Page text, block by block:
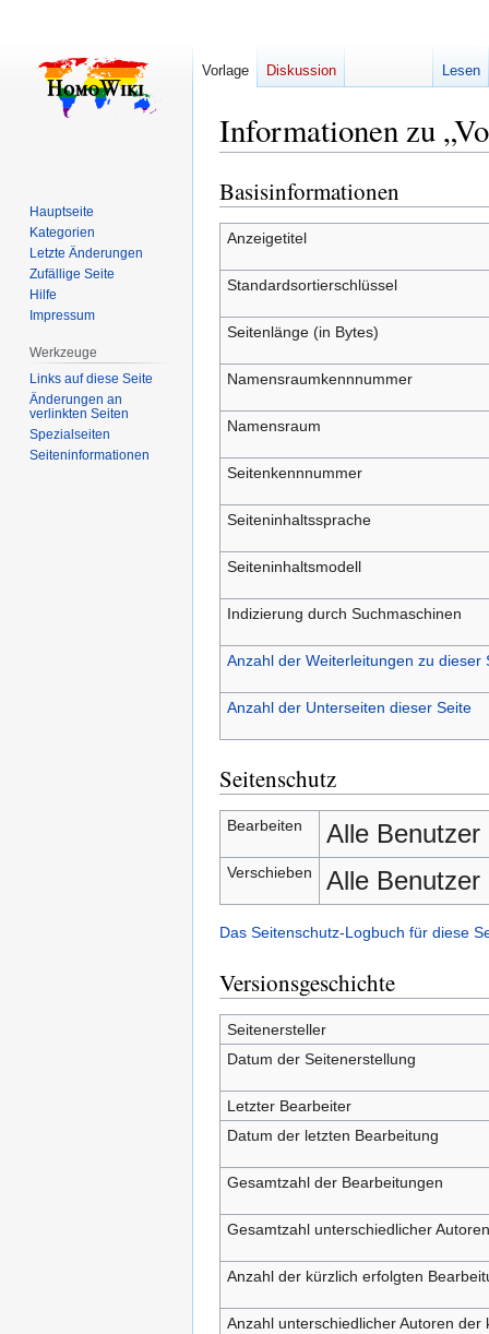
Informationen zu
Zur
Navigation
springen
Zur
Suche
springen
Basisinformationen
Anzeigetitel
Standardsortierschlüssel
Seitenlänge (in Bytes)
Namensraumkennnummer
Namensraum
Seitenkennnummer
Seiteninhaltssprache
Seiteninhaltsmodell
Indizierung durch Suchmaschinen
Anzahl der Weiterleitungen zu dieser
Anzahl der Unterseiten dieser Seite
Seitenschutz
Bearbeiten Alle Benutzer
Verschieben Alle Benutzer
Das Seitenschutz-Logbuch für diese
Versionsgeschichte
Seitenersteller
Datum der Seitenerstellung
Letzter Bearbeiter
Datum der letzten Bearbeitung
Gesamtzahl der Bearbeitungen
Gesamtzahl unterschiedlicher Autoren
Anzahl der kürzlich erfolgten
Anzahl unterschiedlicher Autoren
Vorlage Diskussion Lesen
Hauptseite
Kategorien
Letzte Änderungen
Zufällige Seite
Hilfe
Impressum
Werkzeuge
Links auf diese Seite
Änderungen an
verlinkten Seiten
Spezialseiten
Seiten­­informationen